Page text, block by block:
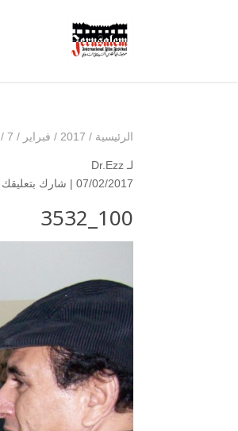
الرئيسية /
2017
/ فبراير /
7
/
لـ Dr.Ezz
07/02/2017 |
شارك بتعليقك
100_3532